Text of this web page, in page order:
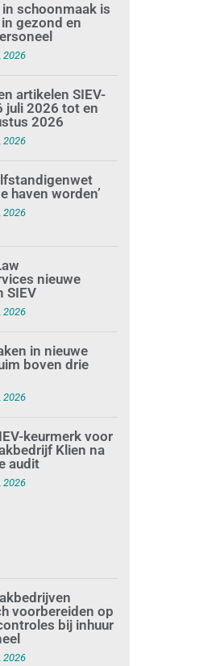
schoonmaak is
gezond en
2026
artikelen SIEV-
juli 2026 tot en
2026
2026
haven worden’
2026
nieuwe
SIEV
2026
in nieuwe
boven drie
2026
keurmerk voor
Klien na
audit
2026
voorbereiden op
bij inhuur
2026